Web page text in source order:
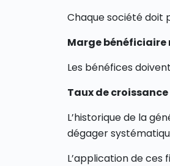
Chaque société doit
Marge bénéficiaire
Les bénéfices
Taux de
L’historique de la
dégager
L’application de